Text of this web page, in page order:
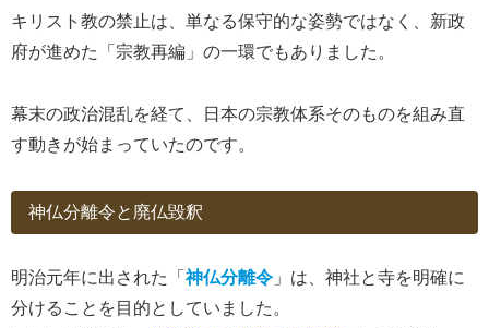
キリスト教の禁止は、単なる保守的な姿勢ではなく、新政
府が進めた「宗教再編」の一環でもありました。
幕末の政治混乱を経て、日本の宗教体系そのものを組み直
す動きが始まっていたのです。
神仏分離令と廃仏毀釈
明治元年に出された「神仏分離令 」は、神社と寺を明確に
分けることを目的としていました。